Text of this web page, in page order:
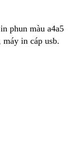
phun màu a4a5
in cáp usb.